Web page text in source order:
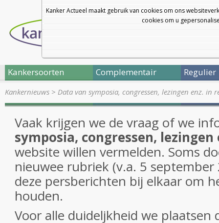
Kanker Actueel maakt gebruik van cookies om ons
cookies om u
Kankersoorten Complementair Regulier
Kankernieuws > Data van symposia, congressen, lezingen enz. in
Vaak krijgen we de vraag of we
symposia, congressen, lezingen
website willen vermelden. Soms
nieuwee rubriek (v.a. 5 september
deze persberichten bij elkaar om
houden.
Voor alle duideljkheid we plaatsen